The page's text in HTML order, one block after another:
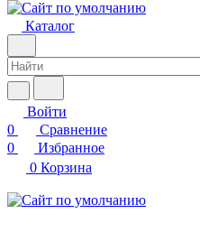
Каталог
Войти
0
Сравнение
0
Избранное
0 Корзина